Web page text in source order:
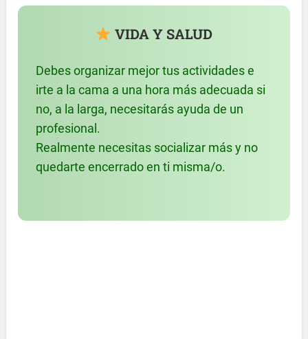
VIDA Y SALUD
Debes organizar mejor tus actividades e
irte a la cama a una hora más adecuada si
no, a la larga, necesitarás ayuda de un
profesional.
Realmente necesitas socializar más y no
quedarte encerrado en ti misma/o.